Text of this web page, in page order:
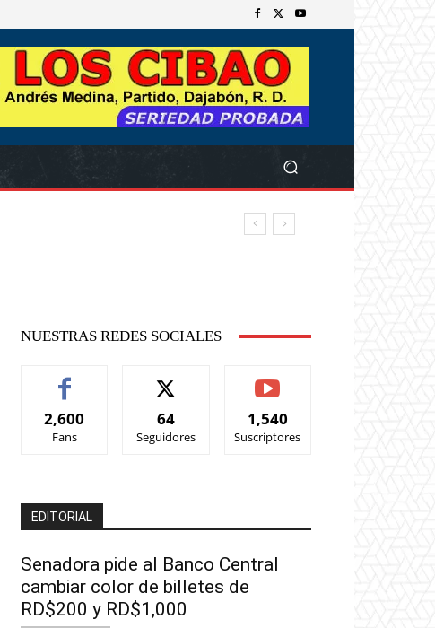
NUESTRAS REDES SOCIALES
2,600
Fans
64
Seguidores
1,540
Suscriptores
EDITORIAL
Senadora pide al Banco Central
cambiar color de billetes de
RD$200 y RD$1,000